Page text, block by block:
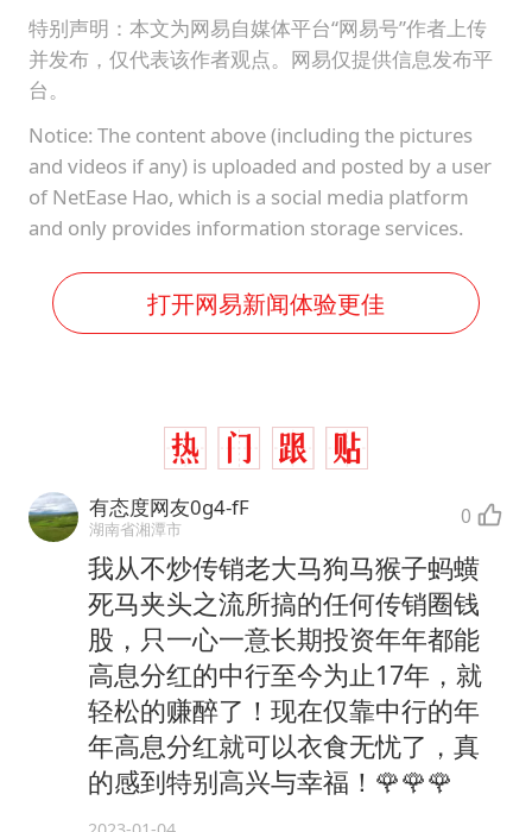
7月CPI同比上涨0.5% 经济内生增长动力持续增强
成都多趟列车临时停运
下党之路
特别声明：本文为网易自媒体平台“网易号”作者上传
并发布，仅代表该作者观点。网易仅提供信息发布平
台。
Notice: The content above (including the pictures
and videos if any) is uploaded and posted by a user
of NetEase Hao, which is a social media platform
and only provides information storage services.
打开网易新闻体验更佳
有态度网友0g4-fF
湖南省湘潭市 0
我从不炒传销老大马狗马猴子蚂蟥
死马夹头之流所搞的任何传销圈钱
股，只一心一意长期投资年年都能
高息分红的中行至今为止17年，就
轻松的赚醉了！现在仅靠中行的年
年高息分红就可以衣食无忧了，真
的感到特别高兴与幸福！🌹🌹🌹